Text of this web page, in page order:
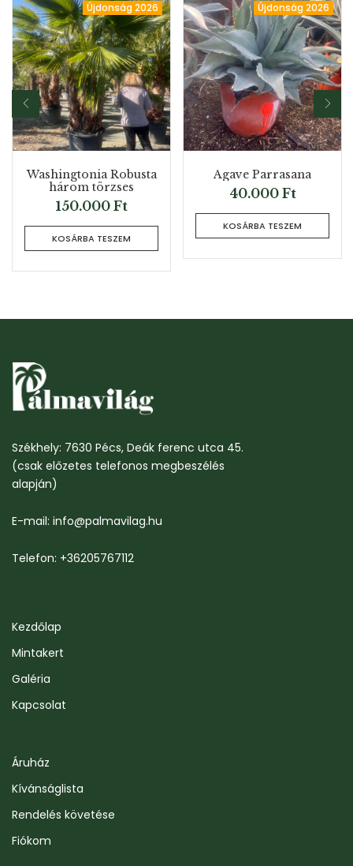
Újdonság 2026
Washingtonia Robusta
három törzses
150.000 Ft
KOSÁRBA TESZEM
Újdonság 2026
Agave Parrasana
40.000 Ft
KOSÁRBA TESZEM
Székhely: 7630 Pécs, Deák ferenc utca 45.
(csak előzetes telefonos megbeszélés
alapján)
E-mail: info@palmavilag.hu
Telefon: +36205767112
Kezdőlap
Mintakert
Galéria
Kapcsolat
Áruház
Kívánságlista
Rendelés követése
Fiókom